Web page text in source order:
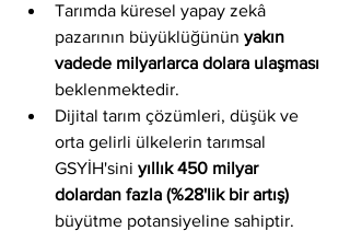
Tarımda küresel yapay zekâ
pazarının büyüklüğünün yakın
vadede milyarlarca dolara ulaşması
beklenmektedir.
Dijital tarım çözümleri, düşük ve
orta gelirli ülkelerin tarımsal
GSYİH'sini yıllık 450 milyar
dolardan fazla (%28'lik bir artış)
büyütme potansiyeline sahiptir.